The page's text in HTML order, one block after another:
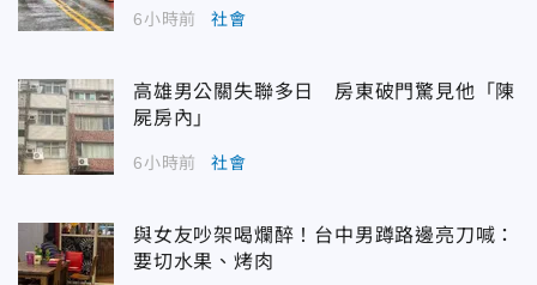
6小時前 社會
高雄男公關失聯多日 房東破門驚見他「陳
屍房內」
6小時前 社會
與女友吵架喝爛醉！台中男蹲路邊亮刀喊：
要切水果、烤肉